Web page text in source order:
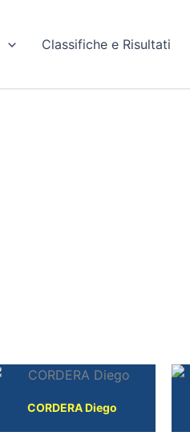
Classifiche e Risultati
CORDERA Diego